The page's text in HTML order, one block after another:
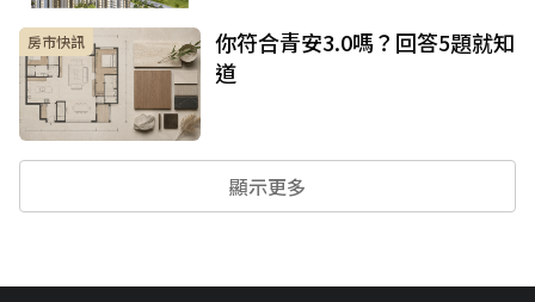
房市快訊
你符合青安3.0嗎？回答5題就知
道
顯示更多